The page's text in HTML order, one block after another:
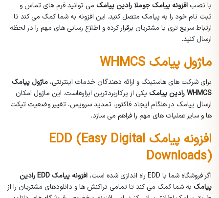
با نصب افزونه پیامک جوملا رادین پیامک می توانید فرم های تماس و
ثبت نام خود را به پیامک متصل کنید. این افزونه به شما کمک می کند تا
ارتباط سریع تری با مشتریان برقرار کرده و اطلاع رسانی های مهم را در لحظه
ارسال کنید.
ماژول پیامک WHMCS
برای شرکت های هاستینگ و ارائه دهندگان خدمات اینترنتی، ماژول پیامک
WHMCS رادین پیامک
یکی از پرکاربردترین ابزارهاست. این ماژول امکان
ارسال پیامک در هنگام ایجاد فاکتور، تمدید سرویس، تغییر وضعیت تیکت
ها و سایر عملیات های مهم را فراهم می سازد.
افزونه پیامک EDD (Easy Digital
Downloads)
اگر فروشگاه شما با EDD راه اندازی شده است،
افزونه پیامک EDD رادین
پیامک به شما کمک می کند تا تمامی تراکنش ها و دانلودهای مشتریان را از